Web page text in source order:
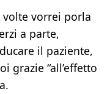
volte vorrei porla
a parte,
il paziente,
grazie “all’effetto